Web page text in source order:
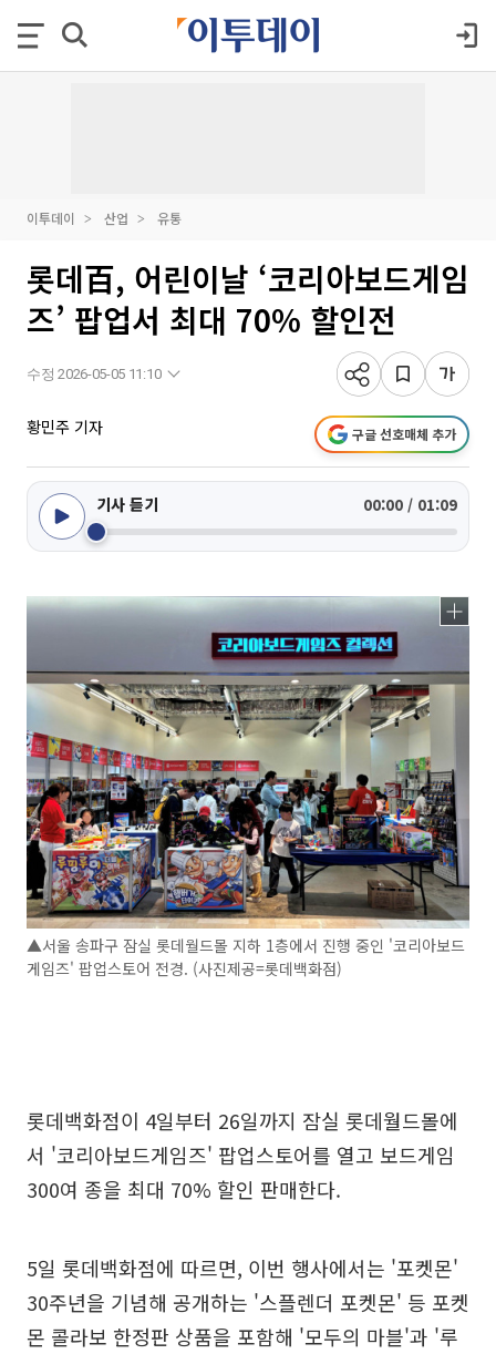
이투데이 산업 유통
롯데百, 어린이날 ‘코리아보드게임
즈’ 팝업서 최대 70% 할인전
수정 2026-05-05 11:10
황민주 기자 구글 선호매체 추가
기사 듣기 00:00 / 01:09
▲서울 송파구 잠실 롯데월드몰 지하 1층에서 진행 중인 '코리아보드
게임즈' 팝업스토어 전경. (사진제공=롯데백화점)
롯데백화점이 4일부터 26일까지 잠실 롯데월드몰에
서 '코리아보드게임즈' 팝업스토어를 열고 보드게임
300여 종을 최대 70% 할인 판매한다.
5일 롯데백화점에 따르면, 이번 행사에서는 '포켓몬'
30주년을 기념해 공개하는 '스플렌더 포켓몬' 등 포켓
몬 콜라보 한정판 상품을 포함해 '모두의 마블'과 '루